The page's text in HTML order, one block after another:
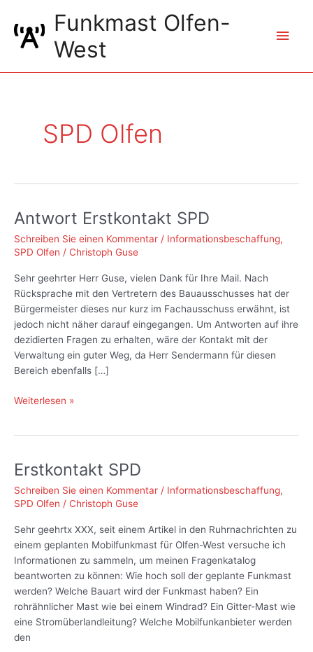
Inhalt
springen
Funkmast Olfen-
West
SPD Olfen
Antwort Erstkontakt SPD
Schreiben Sie einen Kommentar / Informationsbeschaffung,
SPD Olfen / Christoph Guse
Sehr geehrter Herr Guse, vielen Dank für Ihre Mail. Nach
Rücksprache mit den Vertretern des Bauausschusses hat der
Bürgermeister dieses nur kurz im Fachausschuss erwähnt, ist
jedoch nicht näher darauf eingegangen. Um Antworten auf ihre
dezidierten Fragen zu erhalten, wäre der Kontakt mit der
Verwaltung ein guter Weg, da Herr Sendermann für diesen
Bereich ebenfalls […]
Antwort
Weiterlesen »
Erstkontakt SPD
Schreiben Sie einen Kommentar / Informationsbeschaffung,
SPD Olfen / Christoph Guse
Sehr geehrtx XXX, seit einem Artikel in den Ruhrnachrichten zu
einem geplanten Mobilfunkmast für Olfen-West versuche ich
Informationen zu sammeln, um meinen Fragenkatalog
beantworten zu können: Wie hoch soll der geplante Funkmast
werden? Welche Bauart wird der Funkmast haben? Ein
rohrähnlicher Mast wie bei einem Windrad? Ein Gitter-Mast wie
eine Stromüberlandleitung? Welche Mobilfunkanbieter werden
den